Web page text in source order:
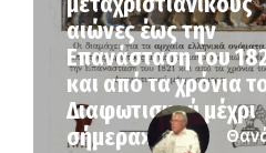
αιώνες έως την
Επανάσταση του
και από τα χρόνια
Διαφωτισμού μέχρι
σήμερα»